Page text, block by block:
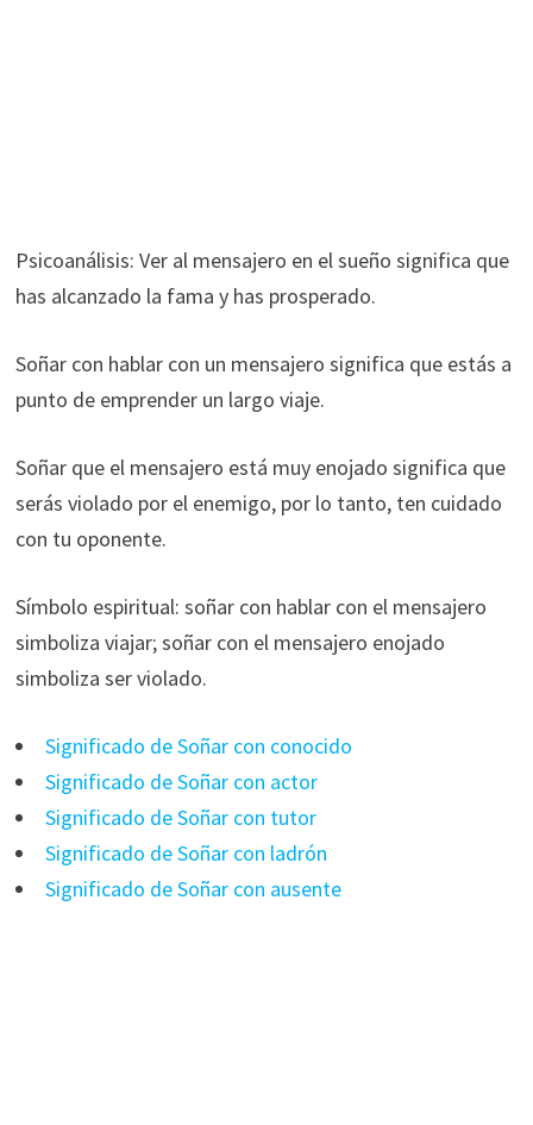
Psicoanálisis: Ver al mensajero en el sueño significa que
has alcanzado la fama y has prosperado.
Soñar con hablar con un mensajero significa que estás a
punto de emprender un largo viaje.
Soñar que el mensajero está muy enojado significa que
serás violado por el enemigo, por lo tanto, ten cuidado
con tu oponente.
Símbolo espiritual: soñar con hablar con el mensajero
simboliza viajar; soñar con el mensajero enojado
simboliza ser violado.
Significado de Soñar con conocido
Significado de Soñar con actor
Significado de Soñar con tutor
Significado de Soñar con ladrón
Significado de Soñar con ausente